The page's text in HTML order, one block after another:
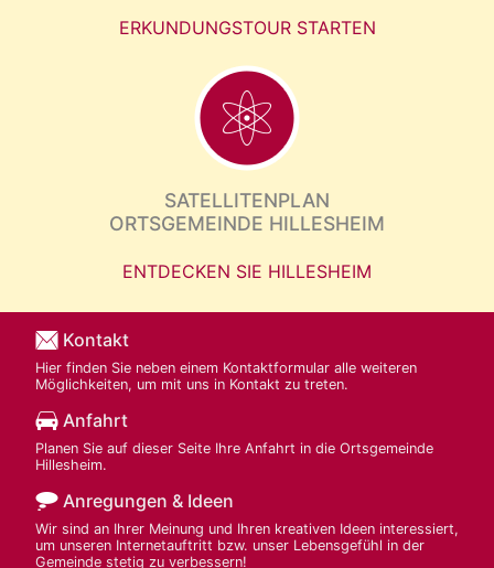
ERKUNDUNGSTOUR STARTEN
SATELLITENPLAN
ORTSGEMEINDE HILLESHEIM
ENTDECKEN SIE HILLESHEIM
Kontakt
Hier finden Sie neben einem Kontaktformular alle weiteren
Möglichkeiten, um mit uns in Kontakt zu treten.
Anfahrt
Planen Sie auf dieser Seite Ihre Anfahrt in die Ortsgemeinde
Hillesheim.
Anregungen & Ideen
Wir sind an Ihrer Meinung und Ihren kreativen Ideen interessiert,
um unseren Internetauftritt bzw. unser Lebensgefühl in der
Gemeinde stetig zu verbessern!